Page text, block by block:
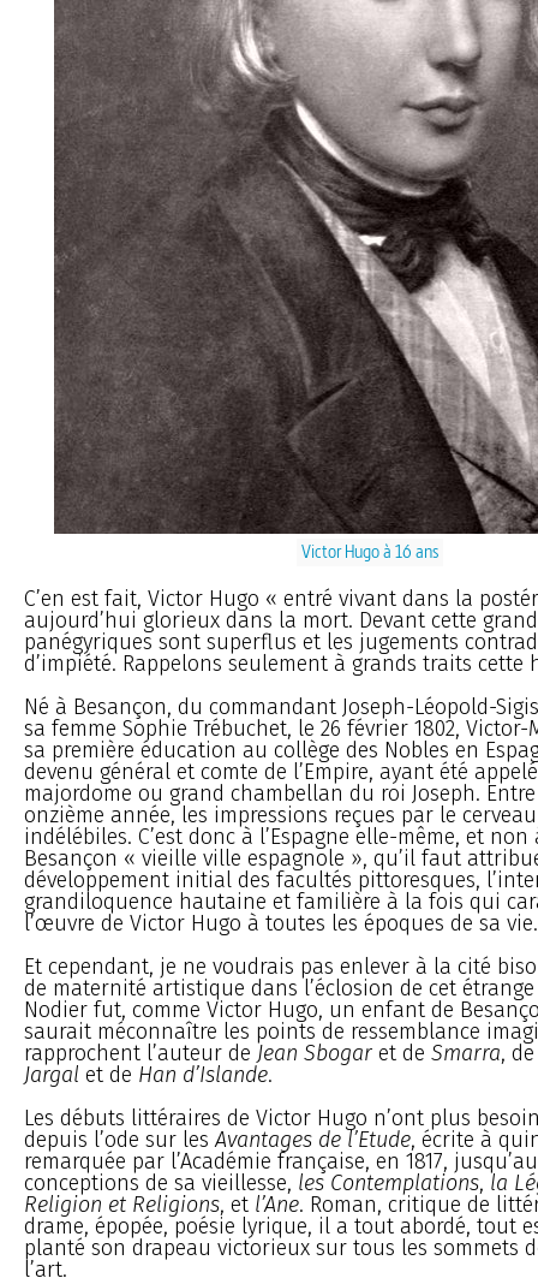
Victor Hugo à 16 ans
C’en est fait, Victor Hugo « entré vivant dans la
aujourd’hui glorieux dans la mort. Devant cette
panégyriques sont superflus et les jugements
d’impiété. Rappelons seulement à grands traits cette
Né à Besançon, du commandant Joseph-Léopold-
sa femme Sophie Trébuchet, le 26 février 1802,
sa première éducation au collège des Nobles en
devenu général et comte de l’Empire, ayant été
majordome ou grand chambellan du roi Joseph.
onzième année, les impressions reçues par le
indélébiles. C’est donc à l’Espagne elle-même, et
Besançon « vieille ville espagnole », qu’il faut
développement initial des facultés pittoresques,
grandiloquence hautaine et familière à la fois qui
l’œuvre de Victor Hugo à toutes les époques de sa vie.
Et cependant, je ne voudrais pas enlever à la cité
de maternité artistique dans l’éclosion de cet
Nodier fut, comme Victor Hugo, un enfant de
saurait méconnaître les points de ressemblance
rapprochent l’auteur de Jean Sbogar et de Smarra,
Jargal et de Han d’Islande.
Les débuts littéraires de Victor Hugo n’ont plus
depuis l’ode sur lesAvantages de l’Etude, écrite à
remarquée par l’Académie française, en 1817,
conceptions de sa vieillesse, les Contemplations, la
Religion et Religions, et l’Ane. Roman, critique de
drame, épopée, poésie lyrique, il a tout abordé, tout
planté son drapeau victorieux sur tous les sommets
l’art.